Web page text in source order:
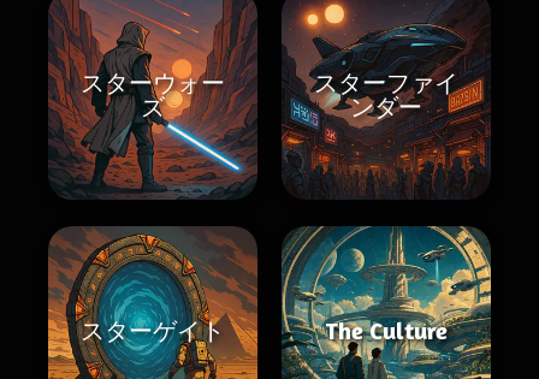
スターウォー
ズ
スターファイ
ンダー
スターゲイト The Culture